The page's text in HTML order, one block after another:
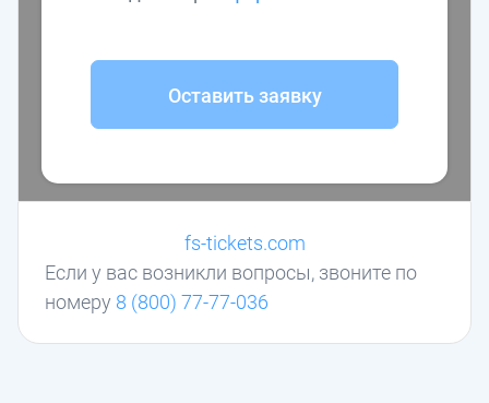
Оставить заявку
Если у вас возникли вопросы, звоните по
номеру 8 (800) 77-77-036
fs-tickets.com